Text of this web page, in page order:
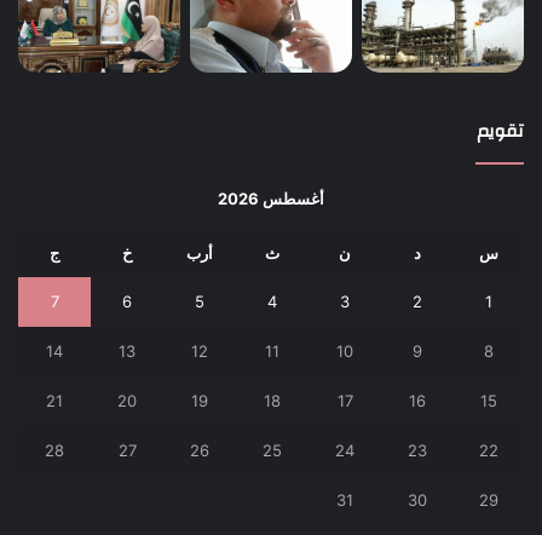
تقويم
أغسطس 2026
س د ن ث أرب خ ج
1
2
3
4
5
6
7
8
9
10
11
12
13
14
15
16
17
18
19
20
21
22
23
24
25
26
27
28
29
30
31